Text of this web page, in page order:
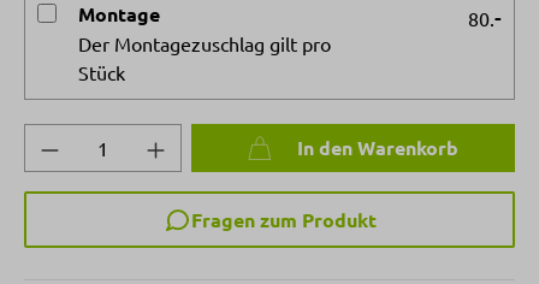
Montage
Der Montagezuschlag gilt pro
Stück
80.-
Produkt Anzahl: Gib den gewünschten
In den Warenkorb
Fragen zum Produkt